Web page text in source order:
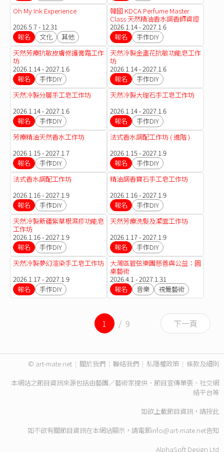
Oh My Ink Experience
2026.5.7 - 12.31
報名
文化 其他
韓國 KDCA Perfume Master
Class 天然精油香水調香師資證
書課程
2026.1.14 - 2027.1.6
報名
手作DIY
天然芳療抗敏皮膚修護膏霜工作
坊
2026.1.14 - 2027.1.6
報名
手作DIY
天然冷製金盞花抗敏功能皂工作
坊
2026.1.14 - 2027.1.6
報名
手作DIY
天然冷製分層手工皂工作坊
2026.1.14 - 2027.1.6
報名
手作DIY
天然冷製大理石手工皂工作坊
2026.1.14 - 2027.1.6
報名
手作DIY
芳療精油天然香水工作坊
2026.1.15 - 2027.1.7
報名
手作DIY
法式香水調配工作坊 ( 進階 )
2026.1.15 - 2027.1.9
報名
手作DIY
法式香水調配工作坊
2026.1.16 - 2027.1.9
報名
手作DIY
精油調香寶石手工皂工作坊
2026.1.16 - 2027.1.9
報名
手作DIY
天然冷製新疆紫草根濕疹功能皂
工作坊
2026.1.16 - 2027.1.9
報名
手作DIY
天然芳療洗髮及潔面工作坊
2026.1.17 - 2027.1.9
報名
手作DIY
天然冷製夢幻渲染手工皂工作坊
2026.1.17 - 2027.1.9
報名
手作DIY
大灣區管弦樂團慈善與公益：圓
桌藝術
2026.4.1 - 2027.1.31
報名
音樂 視覺藝術
1 / 9 下一頁
© art-mate.net | 關於我們 | 聯絡我們 | 私隱權政策 | 條款及細則
本網站之節目資訊來源包括由藝團／藝術家提供、節目宣傳單張、社交網
絡平台等
如欲上載節目資訊，請按此
如不欲有關節目資訊在本網站顯示，請電郵info@art-mate.net告知
AlphaSoft Design Ltd